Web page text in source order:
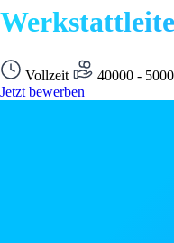
Vollzeit 40000 -
Jetzt bewerben